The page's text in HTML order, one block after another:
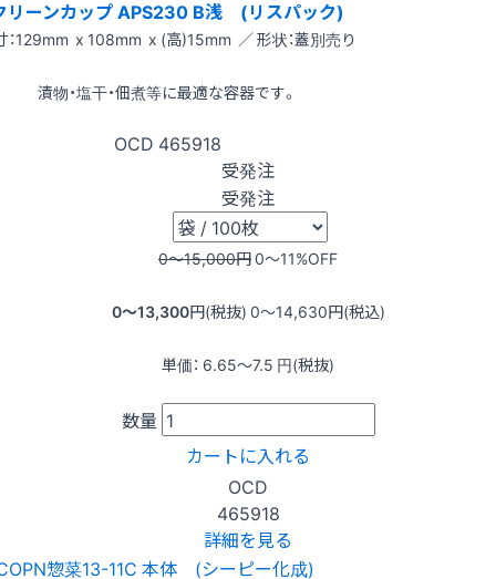
リーンカップ APS230 B浅 (リスパック)
：129mm x 108mm x (高)15mm ／ 形状：蓋別売り
漬物・塩干・佃煮等に最適な容器です。
OCD 465918
受発注
受発注
0〜15,000円0〜11%OFF
0〜13,300円(税抜) 0〜14,630円(税込)
単価： 6.65〜7.5 円(税抜)
数量
カートに入れる
OCD
465918
詳細を見る